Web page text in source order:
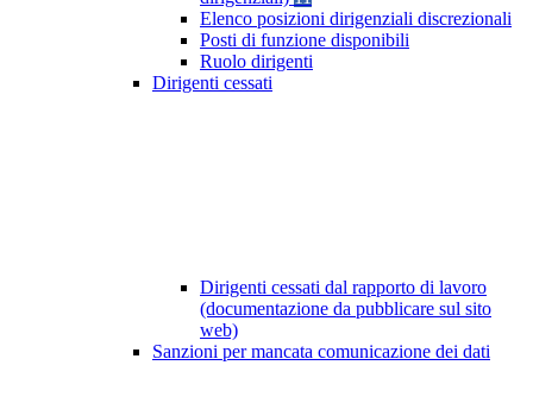
Elenco posizioni dirigenziali discrezionali
Posti di funzione disponibili
Ruolo dirigenti
Dirigenti cessati
Dirigenti cessati dal rapporto di lavoro
(documentazione da pubblicare sul sito
web)
Sanzioni per mancata comunicazione dei dati